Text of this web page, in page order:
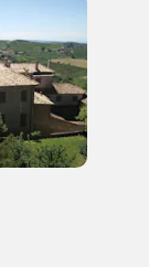
gli eventi